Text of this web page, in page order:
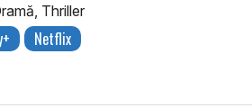
Thriller
Netflix